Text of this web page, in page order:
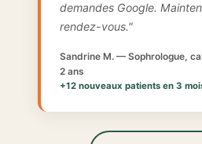
demandes Google.
rendez-vous."
Sandrine M. — Sophrologue,
2 ans
+12 nouveaux patients en 3